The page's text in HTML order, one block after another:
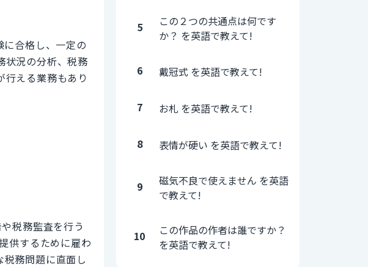
合格し、一定の
状況の分析、税務
える業務もあり
税務監査を行う
供するために雇わ
務問題に直面し
5
この２つの共通点は何です
か？ を英語で教えて!
6 戴冠式 を英語で教えて!
7 お札 を英語で教えて!
8 表情が硬い を英語で教えて!
9
磁気不良で使えません を英語
で教えて!
10
この作品の作者は誰ですか？
を英語で教えて!